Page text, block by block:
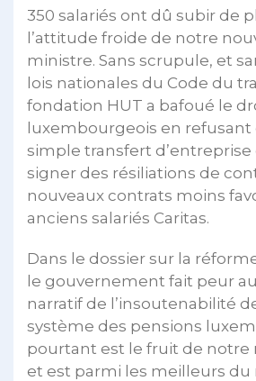
350 salariés ont dû subir de
l’attitude froide de notre
ministre. Sans scrupule, et
lois nationales du Code du
fondation HUT a bafoué le
luxembourgeois en refusant
simple transfert d’entreprise
signer des résiliations de
nouveaux contrats moins
anciens salariés Caritas.
Dans le dossier sur la
le gouvernement fait peur
narratif de l’insoutenabilité
système des pensions
pourtant est le fruit de notre
et est parmi les meilleurs du